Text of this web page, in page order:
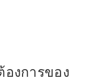
องการของ